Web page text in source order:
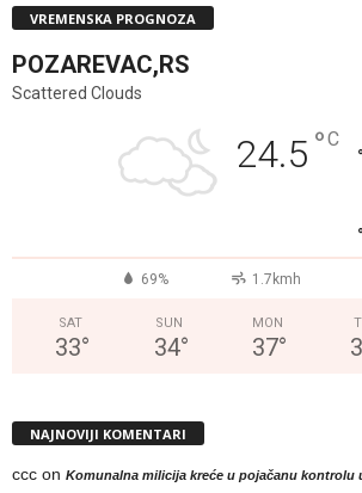
VREMENSKA PROGNOZA
POZAREVAC,RS
Scattered Clouds
24.5 °C
°
°
69% 1.7kmh
SAT
33°
SUN
34°
MON
37°
NAJNOVIJI KOMENTARI
ccc on Komunalna milicija kreće u pojačanu kontrolu